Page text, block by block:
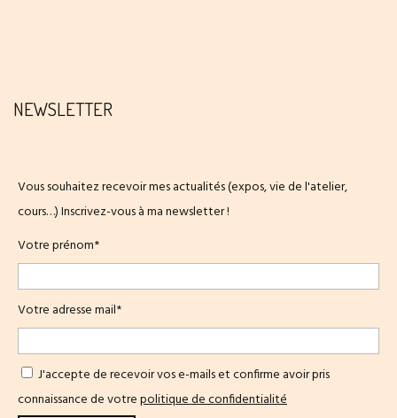
NEWSLETTER
Vous souhaitez recevoir mes actualités (expos, vie de l'atelier,
cours…) Inscrivez-vous à ma newsletter !
Votre prénom*
Votre adresse mail*
J'accepte de recevoir vos e-mails et confirme avoir pris
connaissance de votrepolitique de confidentialité